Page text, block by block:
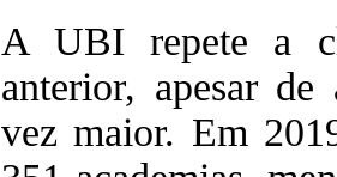
A UBI repete a
anterior, apesar
vez maior. Em